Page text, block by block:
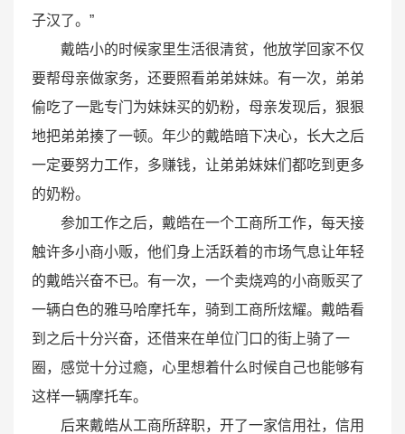
子汉了。”
戴皓小的时候家里生活很清贫，他放学回家不仅
要帮母亲做家务，还要照看弟弟妹妹。有一次，弟弟
偷吃了一匙专门为妹妹买的奶粉，母亲发现后，狠狠
地把弟弟揍了一顿。年少的戴皓暗下决心，长大之后
一定要努力工作，多赚钱，让弟弟妹妹们都吃到更多
的奶粉。
参加工作之后，戴皓在一个工商所工作，每天接
触许多小商小贩，他们身上活跃着的市场气息让年轻
的戴皓兴奋不已。有一次，一个卖烧鸡的小商贩买了
一辆白色的雅马哈摩托车，骑到工商所炫耀。戴皓看
到之后十分兴奋，还借来在单位门口的街上骑了一
圈，感觉十分过瘾，心里想着什么时候自己也能够有
这样一辆摩托车。
后来戴皓从工商所辞职，开了一家信用社，信用